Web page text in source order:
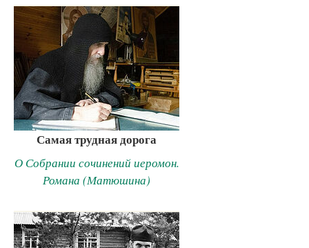
Самая трудная дорога
О Собрании сочинений иеромон.
Романа (Матюшина)